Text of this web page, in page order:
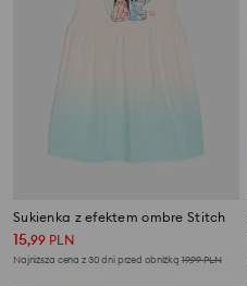
Sukienka z efektem ombre Stitch
15,99 PLN
Najniższa cena z 30 dni przed obniżką 19,99PLN